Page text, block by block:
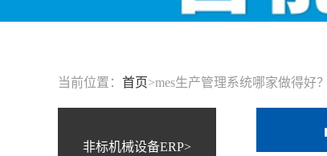
当前位置： 首页>mes生产管理系统哪家做得好
非标机械设备ERP>